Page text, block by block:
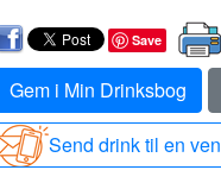
Save
Gem i Min Drinksbog
Send drink til en ven